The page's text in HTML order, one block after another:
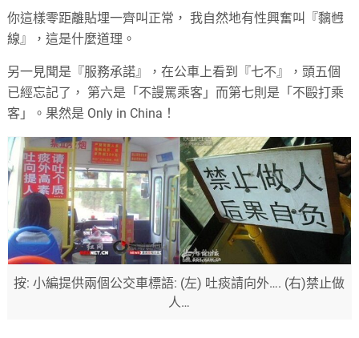
你這樣零距離貼埋一齊叫正常， 我自然地有性興奮叫『黐乸
線』，這是什麼道理。
另一見聞是『服務承諾』，在公車上看到『七不』，頭五個
已經忘記了， 第六是「不謾罵乘客」而第七則是「不毆打乘
客」。果然是 Only in China！
按: 小編提供兩個公交車標語: (左) 吐痰請向外…. (右)禁止做
人…